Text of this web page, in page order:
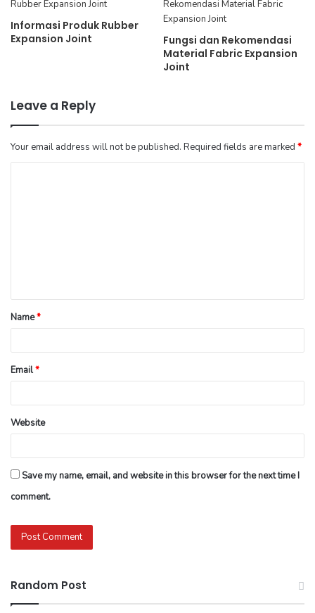
Informasi Produk Rubber
Expansion Joint
Fungsi dan Rekomendasi
Material Fabric Expansion
Joint
Leave a Reply
Your email address will not be published. Required fields are marked *
Name*
Email*
Website
Save my name, email, and website in this browser for the next time I
comment.
Random Post